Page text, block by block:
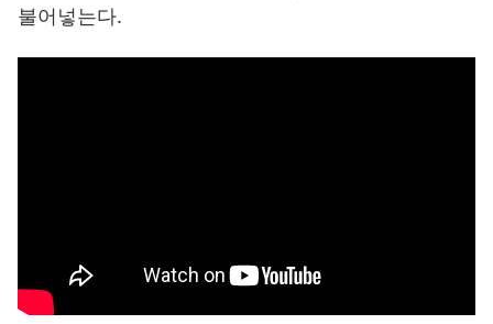
불어넣는다.